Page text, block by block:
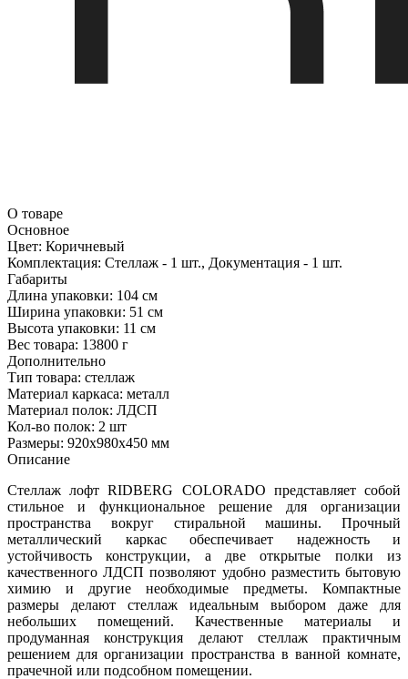
О товаре
Основное
Цвет: Коричневый
Комплектация: Стеллаж - 1 шт., Документация - 1 шт.
Габариты
Длина упаковки: 104 см
Ширина упаковки: 51 см
Высота упаковки: 11 см
Вес товара: 13800 г
Дополнительно
Тип товара: стеллаж
Материал каркаса: металл
Материал полок: ЛДСП
Кол-во полок: 2 шт
Размеры: 920х980х450 мм
Описание
Стеллаж лофт RIDBERG COLORADO представляет собой
стильное и функциональное решение для организации
пространства вокруг стиральной машины. Прочный
металлический каркас обеспечивает надежность и
устойчивость конструкции, а две открытые полки из
качественного ЛДСП позволяют удобно разместить бытовую
химию и другие необходимые предметы. Компактные
размеры делают стеллаж идеальным выбором даже для
небольших помещений. Качественные материалы и
продуманная конструкция делают стеллаж практичным
решением для организации пространства в ванной комнате,
прачечной или подсобном помещении.